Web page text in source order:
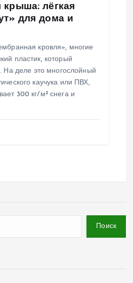
крыша: лёгкая
для дома и
кровля», многие
пластик, который
На деле это многослойный
каучука или ПВХ,
300 кг/м² снега и
Поиск